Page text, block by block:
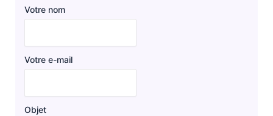
Votre nom
Votre e-mail
Objet